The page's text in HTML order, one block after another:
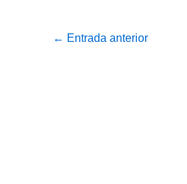
← Entrada anterior